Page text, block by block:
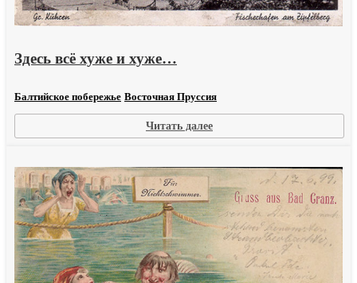
Здесь всё хуже и хуже…
Балтийское побережье Восточная Пруссия
Читать далее:
Здесь
хуже
хуже…